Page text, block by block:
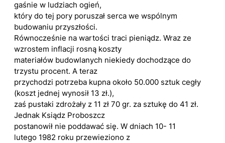
gaśnie w ludziach ogień,
który do tej pory poruszał serca we wspólnym
budowaniu przyszłości.
Równocześnie na wartości traci pieniądz. Wraz ze
wzrostem inflacji rosną koszty
materiałów budowlanych niekiedy dochodzące do
trzystu procent. A teraz
przychodzi potrzeba kupna około 50.000 sztuk cegły
(koszt jednej wynosił 13 zł.),
zaś pustaki zdrożały z 11 zł 70 gr. za sztukę do 41 zł.
Jednak Ksiądz Proboszcz
postanowił nie poddawać się. W dniach 10- 11
lutego 1982 roku przewieziono z